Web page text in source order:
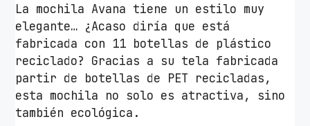
h
a
s
t
a
1
6
La mochila Avana tiene un estilo muy
elegante… ¿Acaso diría que está
fabricada con 11 botellas de plástico
reciclado? Gracias a su tela fabricada
partir de botellas de PET recicladas,
esta mochila no solo es atractiva, sino
también ecológica.